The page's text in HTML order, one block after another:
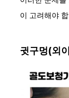
이 고려해야
귓구멍(외